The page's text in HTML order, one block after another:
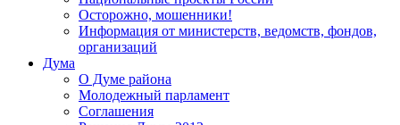
Осторожно, мошенники!
Информация от министерств, ведомств, фондов,
организаций
Дума
О Думе района
Молодежный парламент
Соглашения